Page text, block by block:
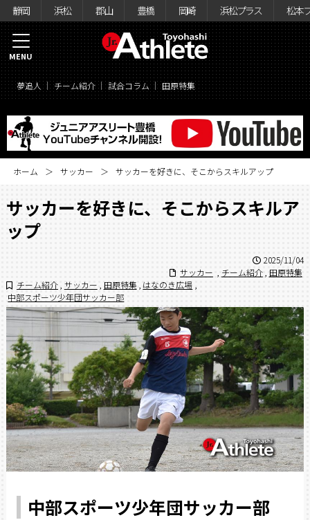
静岡 浜松 郡山 豊橋 岡崎 浜松プラス 松本
夢追人 チーム紹介 試合コラム 田原特集
MENU
ホーム サッカー サッカーを好きに、そこからスキルアップ
サッカーを好きに、そこからスキルア
ップ
2025/11/04
サッカー
チーム紹介 田原特集
チーム紹介 , サッカー 田原特集 はなのき広場 ,
中部スポーツ少年団サッカー部
中部スポーツ少年団サッカー部